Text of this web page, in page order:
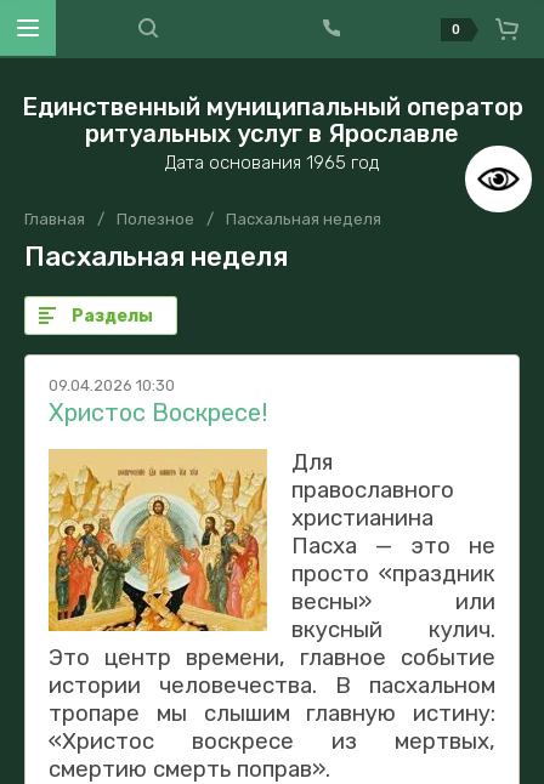
Единственный муниципальный оператор
ритуальных услуг в Ярославле
Дата основания 1965 год
0
Главная / Полезное / Пасхальная неделя
Пасхальная неделя
Разделы
09.04.2026 10:30
Христос Воскресе!
Для
православного
христианина
Пасха — это не
просто «праздник
весны» или
вкусный кулич.
Это центр времени, главное событие
истории человечества. В пасхальном
тропаре мы слышим главную истину:
«Христос воскресе из мертвых,
смертию смерть поправ».